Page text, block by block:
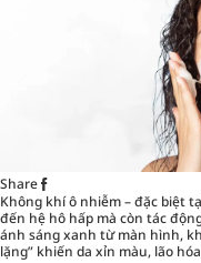
Share
Không khí ô nhiễm – đặc biệt
đến hệ hô hấp mà còn tác
ánh sáng xanh từ màn hình,
lặng” khiến da xỉn màu, lão